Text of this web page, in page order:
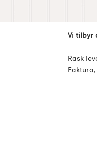
informasjonVi tilbyr
Rask